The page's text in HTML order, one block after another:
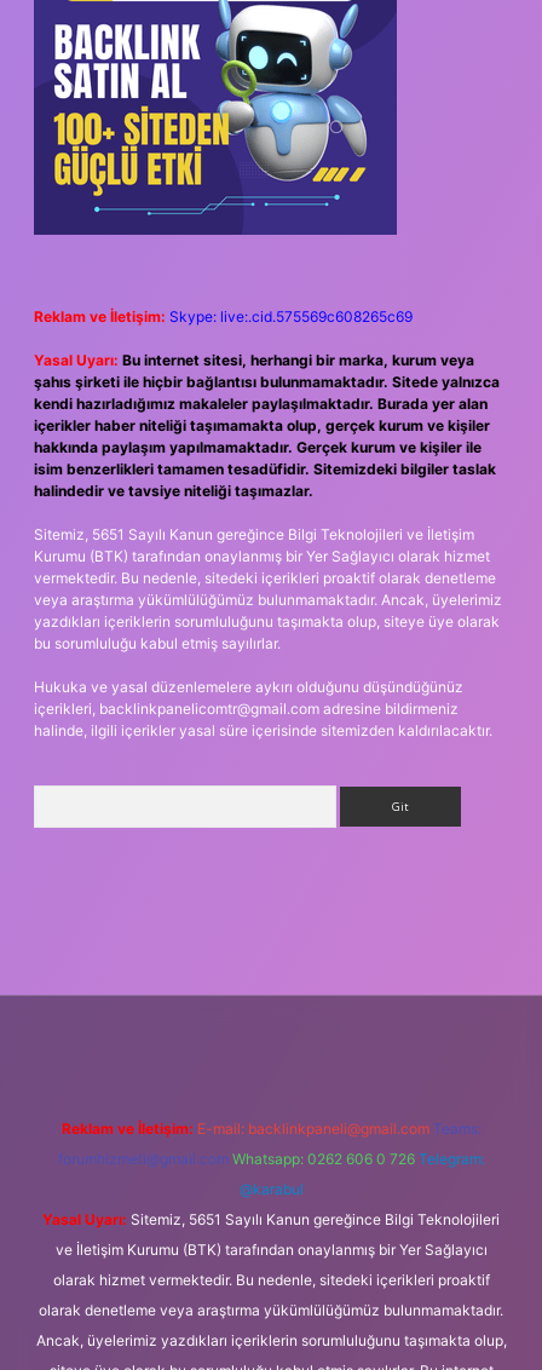
Reklam ve İletişim: Skype: live:.cid.575569c608265c69
Yasal Uyarı: Bu internet sitesi, herhangi bir marka, kurum veya
şahıs şirketi ile hiçbir bağlantısı bulunmamaktadır. Sitede yalnızca
kendi hazırladığımız makaleler paylaşılmaktadır. Burada yer alan
içerikler haber niteliği taşımamakta olup, gerçek kurum ve kişiler
hakkında paylaşım yapılmamaktadır. Gerçek kurum ve kişiler ile
isim benzerlikleri tamamen tesadüfidir. Sitemizdeki bilgiler taslak
halindedir ve tavsiye niteliği taşımazlar.
Sitemiz, 5651 Sayılı Kanun gereğince Bilgi Teknolojileri ve İletişim
Kurumu (BTK) tarafından onaylanmış bir Yer Sağlayıcı olarak hizmet
vermektedir. Bu nedenle, sitedeki içerikleri proaktif olarak denetleme
veya araştırma yükümlülüğümüz bulunmamaktadır. Ancak, üyelerimiz
yazdıkları içeriklerin sorumluluğunu taşımakta olup, siteye üye olarak
bu sorumluluğu kabul etmiş sayılırlar.
Hukuka ve yasal düzenlemelere aykırı olduğunu düşündüğünüz
içerikleri, backlinkpanelicomtr@gmail.com adresine bildirmeniz
halinde, ilgili içerikler yasal süre içerisinde sitemizden kaldırılacaktır.
Reklam ve İletişim: E-mail: backlinkpaneli@gmail.com Teams:
forumhizmeti@gmail.com Whatsapp: 0262 606 0 726 Telegram:
@karabul
Yasal Uyarı: Sitemiz, 5651 Sayılı Kanun gereğince Bilgi Teknolojileri
ve İletişim Kurumu (BTK) tarafından onaylanmış bir Yer Sağlayıcı
olarak hizmet vermektedir. Bu nedenle, sitedeki içerikleri proaktif
olarak denetleme veya araştırma yükümlülüğümüz bulunmamaktadır.
Ancak, üyelerimiz yazdıkları içeriklerin sorumluluğunu taşımakta olup,